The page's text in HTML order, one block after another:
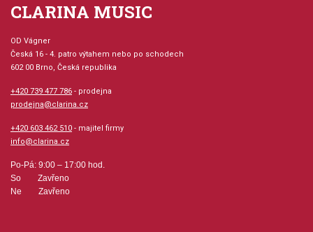
CLARINA MUSIC
OD Vágner
Česká 16 - 4. patro výtahem nebo po schodech
602 00 Brno, Česká republika
+420 739 477 786 - prodejna
prodejna@clarina.cz
+420 603 462 510 - majitel firmy
info@clarina.cz
Po-Pá: 9:00 – 17:00 hod.
So Zavřeno
Ne Zavřeno